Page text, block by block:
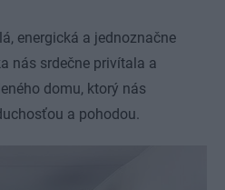
energická a jednoznačne
nás srdečne privítala a
domu, ktorý nás
a pohodou.